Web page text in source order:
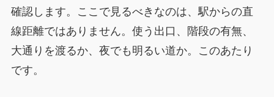
確認します。ここで見るべきなのは、駅からの直
線距離ではありません。使う出口、階段の有無、
大通りを渡るか、夜でも明るい道か。このあたり
です。